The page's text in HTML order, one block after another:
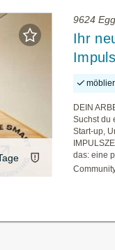
9624
Ihr
DEIN
Suchst du
Start-up,
das: eine